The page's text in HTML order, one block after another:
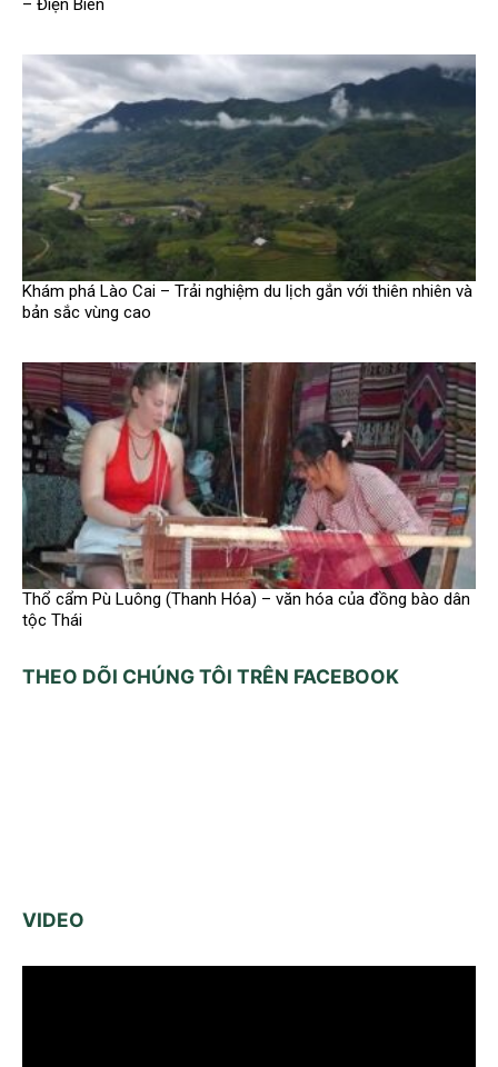
– Điện Biên
Khám phá Lào Cai – Trải nghiệm du lịch gắn với thiên nhiên và
bản sắc vùng cao
Thổ cẩm Pù Luông (Thanh Hóa) – văn hóa của đồng bào dân
tộc Thái
THEO DÕI CHÚNG TÔI TRÊN FACEBOOK
VIDEO